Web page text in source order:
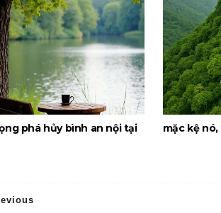
phá hủy bình an nội tại mặc kệ